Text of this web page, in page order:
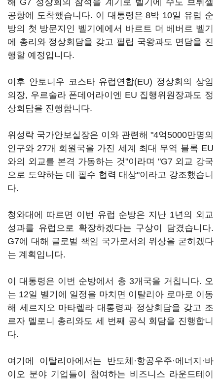
해 G7 정상회의 참석을 계기로 벨기에 수도 브뤼셀
공항에 도착했습니다. 이 대통령은 8박 10일 유럽 순
방의 첫 방문지인 벨기에에서 바르트 더 베버르 벨기
에 총리와 정상회담을 갖고 필립 국왕과도 면담을 진
행할 예정입니다.
이후 안토니우 코스타 유럽연합(EU) 정상회의 상임
의장, 우르술라 폰데어라이엔 EU 집행위원장과도 정
상회담을 진행합니다.
위성락 국가안보실장은 이와 관련해 "4억5000만명의
인구와 27개 회원국을 가진 세계 최대 무역 블록 EU
와의 외교를 본격 가동하는 것"이라며 "G7 외교 강국
으로 도약하는 데 필수 협력 대상"이라고 강조했습니
다.
청와대에 따르면 이번 유럽 순방은 지난 1년의 외교
성과를 유럽으로 확장하겠다는 구상이 담겼습니다.
G7에 대해 글로벌 책임 국가로서의 위상을 굳히겠다
는 계획입니다.
이 대통령은 이번 순방에서 총 3개국을 거칩니다. 오
는 12일 벨기에 일정을 마치면 이탈리아 로마로 이동
해 세르지오 마타렐라 대통령과 정상회담을 갖고 조
르자 멜로니 총리와도 세 번째 공식 회담을 진행합니
다.
여기에 이탈리아에서는 반도체·항공우주·에너지·바
이오 분야 기업들이 참여하는 비즈니스 라운드테이